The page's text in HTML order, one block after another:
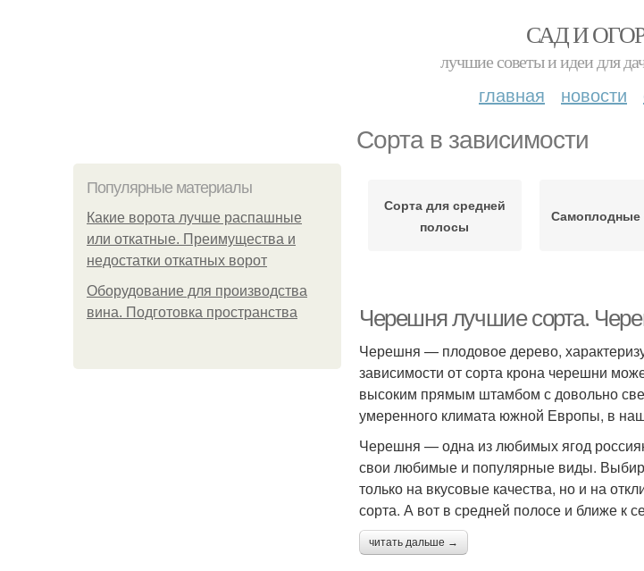
САД И
лучшие советы и идеи для
главная новости
Сорта в зависимости
Популярные материалы
Какие ворота лучше распашные
или откатные. Преимущества и
недостатки откатных ворот
Оборудование для производства
вина. Подготовка пространства
Сорта для средней
полосы
Самоплодные
Черешня лучшие сорта.
Черешня — плодовое дерево,
зависимости от сорта крона черешни
высоким прямым штамбом с довольно
умеренного климата южной Европы, в
Черешня — одна из любимых ягод
свои любимые и популярные виды.
только на вкусовые качества, но и на
сорта. А вот в средней полосе и ближе к
читать дальше →